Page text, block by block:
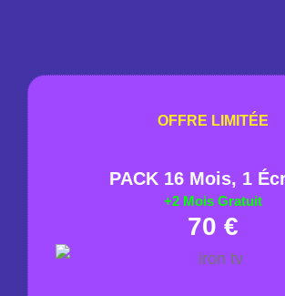
OFFRE LIMITÉE
PACK 16 Mois, 1
+2 Mois Gratuit
70 €